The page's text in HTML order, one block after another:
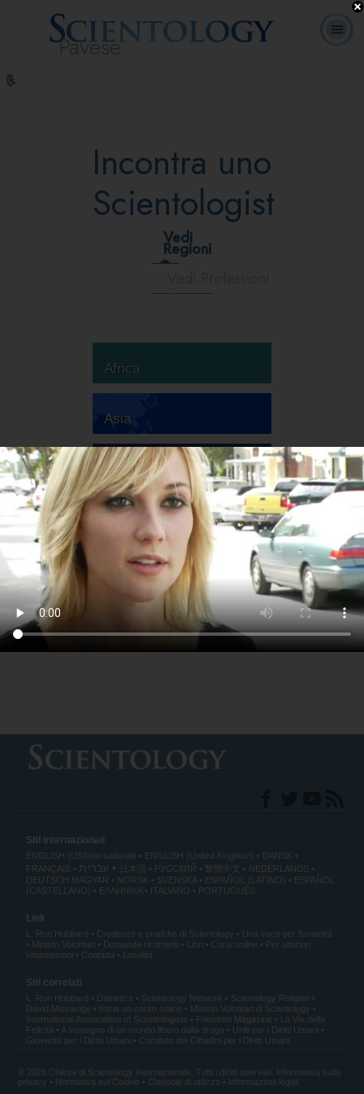
Pavese
L. Ron Hubbard:
Incontra uno
Scientologist
Vedi
Regioni
Africa
Asia
Australia
Europa
America del Sud
America del Nord
Siti internazionali
ENGLISH (US/International) ENGLISH (United Kingdom)
DANSK
FRANÇAIS
עברית 日本語 РУССКИЙ 繁體中文
NEDERLANDS
DEUTSCH MAGYAR NORSK SVENSKA ESPAÑOL (LATINO)
ESPAÑOL
(CASTELLANO)
ΕΛΛΗΝΙΚA ITALIANO PORTUGUÊS
Link
L. Ron Hubbard Credenze e pratiche di Scientology
Una voce per l’umanità
Ministri Volontari
Domande ricorrenti Libri Corsi online
Per ulteriori
informazioni
Contatta Località
Siti correlati
L. Ron Hubbard Dianetics Scientology Network
Scientology Religion
David Miscavige
Inizia un corso online
Ministri Volontari di Scientology
International Association of Scientologists
Freedom Magazine
La Via della
Felicità
A sostegno di un mondo libero dalla droga
Uniti per i Diritti Umani
Gioventù per i Diritti Umani
Comitato dei Cittadini per i Diritti Umani
© 2026 Chiesa di Scientology Internazionale. Tutti i diritti riservati. Informativa sulla
privacy • Normativa sui Cookie • Clausole di utilizzo • Informazioni legali